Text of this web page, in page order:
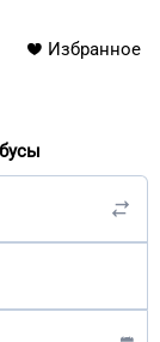
Избранное